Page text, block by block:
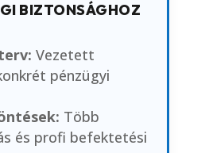
BIZTONSÁGHOZ
Vezetett
pénzügyi
Több
és profi befektetési